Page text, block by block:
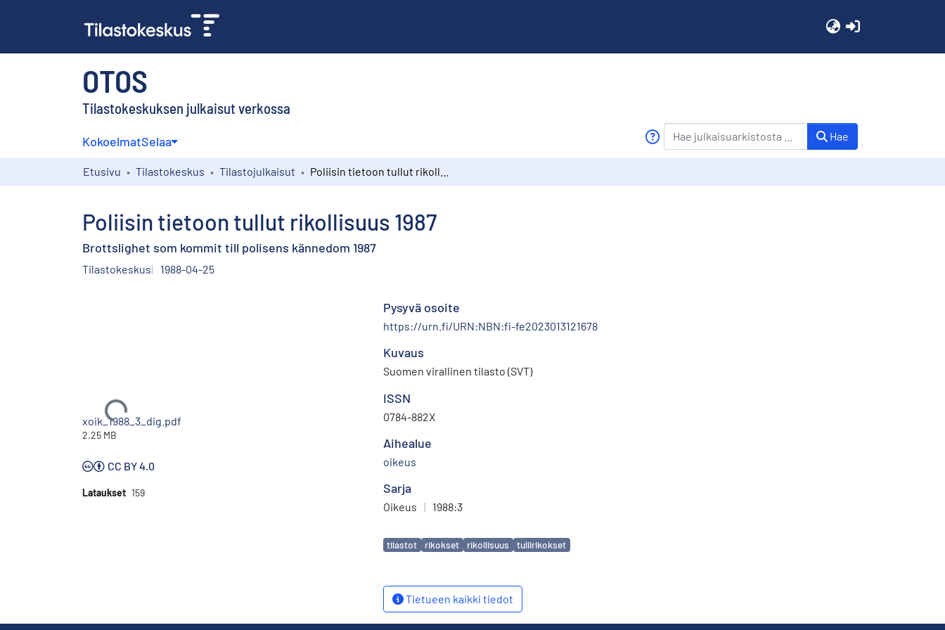
OTOS
Tilastokeskuksen julkaisut verkossa
KokoelmatSelaa Hae
Etusivu Tilastokeskus Tilastojulkaisut
Poliisin tietoon tullut rikollisuus 1987
Brottslighet som kommit till polisens kännedom 1987
Tilastokeskus 1988-04-25
Ladataan...
xoik_1988_3_dig.pdf
2.25 MB
CC BY 4.0
Lataukset 159
Pysyvä osoite
https://urn.fi/URN:NBN:fi-fe2023013121678
Kuvaus
Suomen virallinen tilasto (SVT)
ISSN
0784-882X
Aihealue
oikeus
Sarja
Oikeus | 1988:3
Avainsanat
tilastot rikokset rikollisuus tullirikokset
Tietueen kaikki tiedot